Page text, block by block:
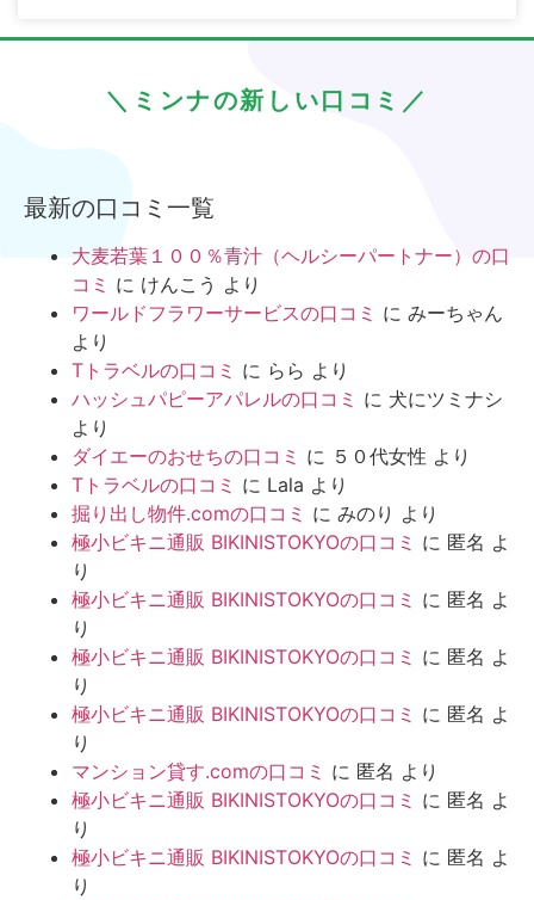
＼ミンナの新しい口コミ／
最新の口コミ一覧
大麦若葉１００％青汁（ヘルシーパートナー）の口
コミ に けんこう より
ワールドフラワーサービスの口コミ に みーちゃん
より
Tトラベルの口コミ に らら より
ハッシュパピーアパレルの口コミ に 犬にツミナシ
より
ダイエーのおせちの口コミ に ５０代女性 より
Tトラベルの口コミ に Lala より
掘り出し物件.comの口コミ に みのり より
極小ビキニ通販 BIKINISTOKYOの口コミ に 匿名 よ
り
極小ビキニ通販 BIKINISTOKYOの口コミ に 匿名 よ
り
極小ビキニ通販 BIKINISTOKYOの口コミ に 匿名 よ
り
極小ビキニ通販 BIKINISTOKYOの口コミ に 匿名 よ
り
マンション貸す.comの口コミ に 匿名 より
極小ビキニ通販 BIKINISTOKYOの口コミ に 匿名 よ
り
極小ビキニ通販 BIKINISTOKYOの口コミ に 匿名 よ
り